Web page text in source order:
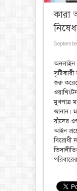
কারা
অনলাইন
শুরু
মুখপাত্র
জানান।
যাঁদের
আইন
বিরোধী